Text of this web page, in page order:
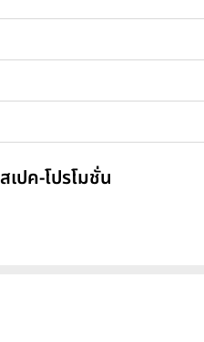
ปค-โปรโมชั่น